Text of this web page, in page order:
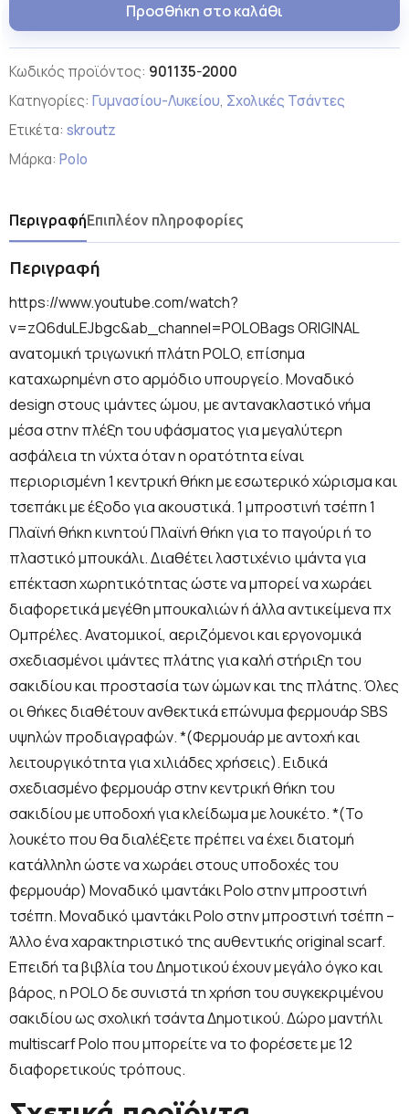
Προσθήκη στο καλάθι
Κωδικός προϊόντος: 901135-2000
Κατηγορίες: Γυμνασίου-Λυκείου, Σχολικές Τσάντες
Ετικέτα: skroutz
Μάρκα: Polo
ΠεριγραφήΕπιπλέον πληροφορίες
Περιγραφή
https://www.youtube.com/watch?
v=zQ6duLEJbgc&ab_channel=POLOBags ORIGINAL
ανατομική τριγωνική πλάτη POLO, επίσημα
καταχωρημένη στο αρμόδιο υπουργείο. Μοναδικό
design στους ιμάντες ώμου, με αντανακλαστικό νήμα
μέσα στην πλέξη του υφάσματος για μεγαλύτερη
ασφάλεια τη νύχτα όταν η ορατότητα είναι
περιορισμένη 1 κεντρική θήκη με εσωτερικό χώρισμα και
τσεπάκι με έξοδο για ακουστικά. 1 μπροστινή τσέπη 1
Πλαϊνή θήκη κινητού Πλαϊνή θήκη για το παγούρι ή το
πλαστικό μπουκάλι. Διαθέτει λαστιχένιο ιμάντα για
επέκταση χωρητικότητας ώστε να μπορεί να χωράει
διαφορετικά μεγέθη μπουκαλιών ή άλλα αντικείμενα πχ
Ομπρέλες. Ανατομικοί, αεριζόμενοι και εργονομικά
σχεδιασμένοι ιμάντες πλάτης για καλή στήριξη του
σακιδίου και προστασία των ώμων και της πλάτης. Όλες
οι θήκες διαθέτουν ανθεκτικά επώνυμα φερμουάρ SBS
υψηλών προδιαγραφών. *(Φερμουάρ με αντοχή και
λειτουργικότητα για χιλιάδες χρήσεις). Ειδικά
σχεδιασμένο φερμουάρ στην κεντρική θήκη του
σακιδίου με υποδοχή για κλείδωμα με λουκέτο. *(Το
λουκέτο που θα διαλέξετε πρέπει να έχει διατομή
κατάλληλη ώστε να χωράει στους υποδοχές του
φερμουάρ) Μοναδικό ιμαντάκι Polo στην μπροστινή
τσέπη. Μοναδικό ιμαντάκι Polo στην μπροστινή τσέπη –
Άλλο ένα χαρακτηριστικό της αυθεντικής original scarf.
Επειδή τα βιβλία του Δημοτικού έχουν μεγάλο όγκο και
βάρος, η POLO δε συνιστά τη χρήση του συγκεκριμένου
σακιδίου ως σχολική τσάντα Δημοτικού. Δώρο μαντήλι
multiscarf Polo που μπορείτε να το φορέσετε με 12
διαφορετικούς τρόπους.